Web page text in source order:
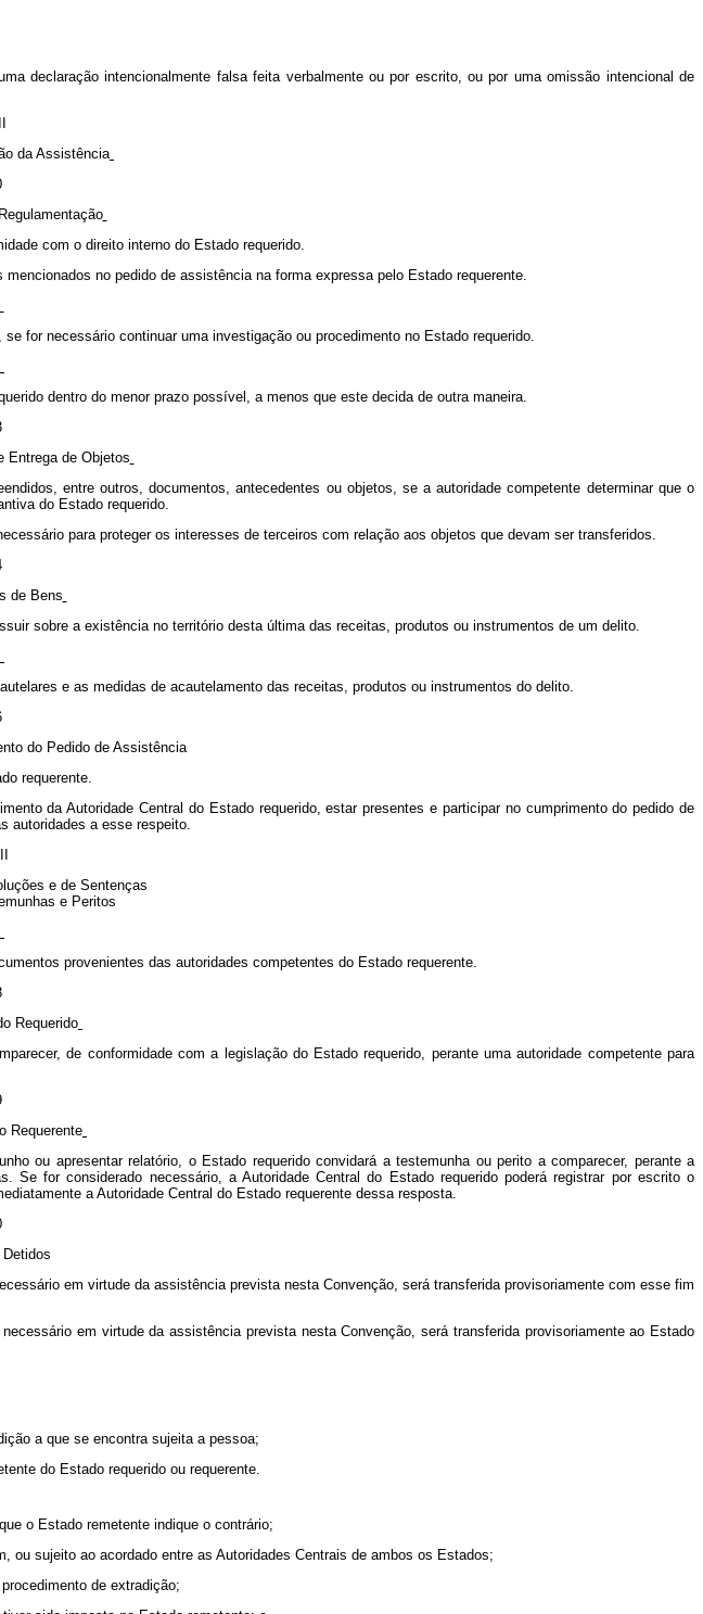
declaração intencionalmente falsa feita verbalmente ou por escrito, ou por uma omissão intencional de
da Assistência
com o direito interno do Estado requerido.
no pedido de assistência na forma expressa pelo Estado requerente.
for necessário continuar uma investigação ou procedimento no Estado requerido.
dentro do menor prazo possível, a menos que este decida de outra maneira.
Entrega de Objetos
entre outros, documentos, antecedentes ou objetos, se a autoridade competente determinar que o
do Estado requerido.
para proteger os interesses de terceiros com relação aos objetos que devam ser transferidos.
de Bens
sobre a existência no território desta última das receitas, produtos ou instrumentos de um delito.
e as medidas de acautelamento das receitas, produtos ou instrumentos do delito.
do Pedido de Assistência
requerente.
da Autoridade Central do Estado requerido, estar presentes e participar no cumprimento do pedido de
autoridades a esse respeito.
e de Sentenças
e Peritos
provenientes das autoridades competentes do Estado requerente.
Requerido
de conformidade com a legislação do Estado requerido, perante uma autoridade competente para
Requerente
ou apresentar relatório, o Estado requerido convidará a testemunha ou perito a comparecer, perante a
Se for considerado necessário, a Autoridade Central do Estado requerido poderá registrar por escrito o
a Autoridade Central do Estado requerente dessa resposta.
em virtude da assistência prevista nesta Convenção, será transferida provisoriamente com esse fim
em virtude da assistência prevista nesta Convenção, será transferida provisoriamente ao Estado
a que se encontra sujeita a pessoa;
do Estado requerido ou requerente.
o Estado remetente indique o contrário;
sujeito ao acordado entre as Autoridades Centrais de ambos os Estados;
de extradição;